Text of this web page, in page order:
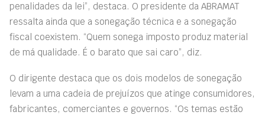
penalidades da lei”, destaca. O presidente da ABRAMAT
ressalta ainda que a sonegação técnica e a sonegação
fiscal coexistem. “Quem sonega imposto produz material
de má qualidade. É o barato que sai caro”, diz.
O dirigente destaca que os dois modelos de sonegação
levam a uma cadeia de prejuízos que atinge consumidores,
fabricantes, comerciantes e governos. “Os temas estão